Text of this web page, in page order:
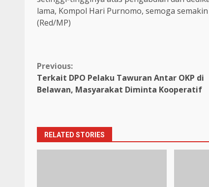
lama, Kompol Hari Purnomo, semoga
(Red/MP)
Continue
Reading
Previous:
Terkait DPO Pelaku Tawuran Antar OKP di
Belawan, Masyarakat Diminta Kooperatif
RELATED STORIES